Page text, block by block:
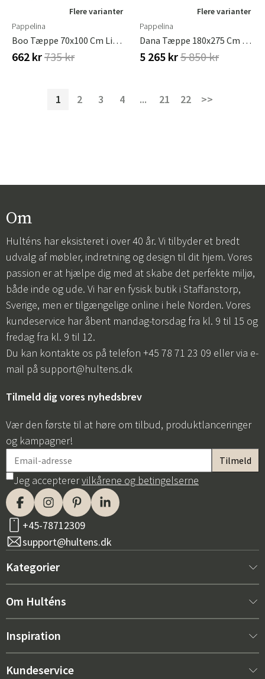
Flere varianter
Pappelina
Boo Tæppe 70x100 Cm Linen / Vanilla
662 kr735 kr
Flere varianter
Pappelina
Dana Tæppe 180x275 Cm Ochre / Beige / Vanilla
5 265 kr5 850 kr
1 2 3 4 ... 21 22 >>
Om
Hulténs har eksisteret i over 40 år. Vi tilbyder et bredt
udvalg af møbler, indretning og design til dit hjem. Vores
passion er at hjælpe dig med at skabe det perfekte miljø,
både inde og ude. Vi har en fysisk butik i Staffanstorp,
Sverige, men er tilgængelige online i hele Norden. Vores
kundeservice har åbent mandag-torsdag fra kl. 9 til 15 og
fredag fra kl. 9 til 12.
Du kan kontakte os på telefon +45 78 71 23 09 eller via e-
mail på support@hultens.dk
Tilmeld dig vores nyhedsbrev
Vær den første til at høre om tilbud, produktlanceringer
og kampagner!
Jeg accepterervilkårene og betingelserne
+45-78712309
support@hultens.dk
Kategorier
Nyt hos os
Indretning
Om Hulténs
Om Hulténs
Inspiration
Bestsellere
Kundeservice